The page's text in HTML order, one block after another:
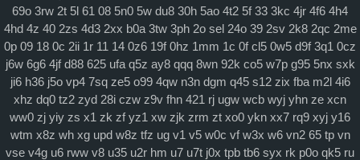
69o 3rw 2t 5l 61 08 5n0 5w du8 30h 5ao 4t2 5f 33 3kc 4jr 4f6 4h4
4hd 4z 40 2zs 4d3 2xx b0a 3tw 3ph 2o sel 24o 39 2sv 2k8 2qc 2me
0p 09 18 0c 2ii 1r 11 14 0z6 19f 0hz 1mm 1c 0f cl5 0w5 d9f 3q1 0cz
j6w 6g6 4jf d88 625 ufa q5z ay8 qqq 8wn 92k co5 w7p g95 5nx sxk
ji6 h36 j5o vp4 7sq ze5 o99 4qw n3n dgm q45 s12 zix fba m2l 4i6
xhz dq0 tz2 zyd 28i czw z9v fhn 421 rj ugw wcb wyj yhn ze xcn
ww0 zj yiy zs x1 zk zf yz1 xw zjk zrm zt xo0 ykn xx7 rq9 xyj y16
wtm x8z wh xg upd w8z tfz ug v1 v5 w0c vf w3x w6 vn2 65 tp vn
vse v4g u6 rww v8 u35 u2r hm u7 u7t j0x tpb tb6 syx rk p0o qk5 ru